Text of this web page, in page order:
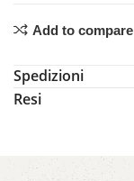
Add to compare
Spedizioni
Resi